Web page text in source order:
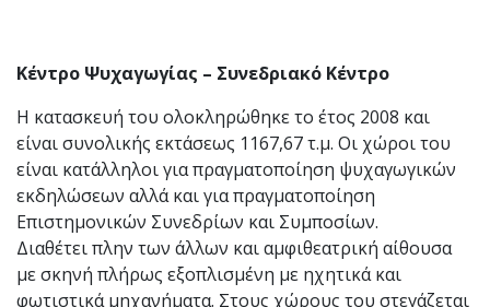
Κέντρο Ψυχαγωγίας – Συνεδριακό Κέντρο
Η κατασκευή του ολοκληρώθηκε το έτος 2008 και
είναι συνολικής εκτάσεως 1167,67 τ.μ. Οι χώροι του
είναι κατάλληλοι για πραγματοποίηση ψυχαγωγικών
εκδηλώσεων αλλά και για πραγματοποίηση
Επιστημονικών Συνεδρίων και Συμποσίων.
Διαθέτει πλην των άλλων και αμφιθεατρική αίθουσα
με σκηνή πλήρως εξοπλισμένη με ηχητικά και
φωτιστικά μηχανήματα. Στους χώρους του στεγάζεται